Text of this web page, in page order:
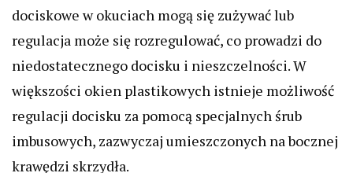
dociskowe w okuciach mogą się zużywać lub
regulacja może się rozregulować, co prowadzi do
niedostatecznego docisku i nieszczelności. W
większości okien plastikowych istnieje możliwość
regulacji docisku za pomocą specjalnych śrub
imbusowych, zazwyczaj umieszczonych na bocznej
krawędzi skrzydła.